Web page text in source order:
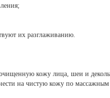
их разглаживанию.
кожу лица, шеи и
на чистую кожу по